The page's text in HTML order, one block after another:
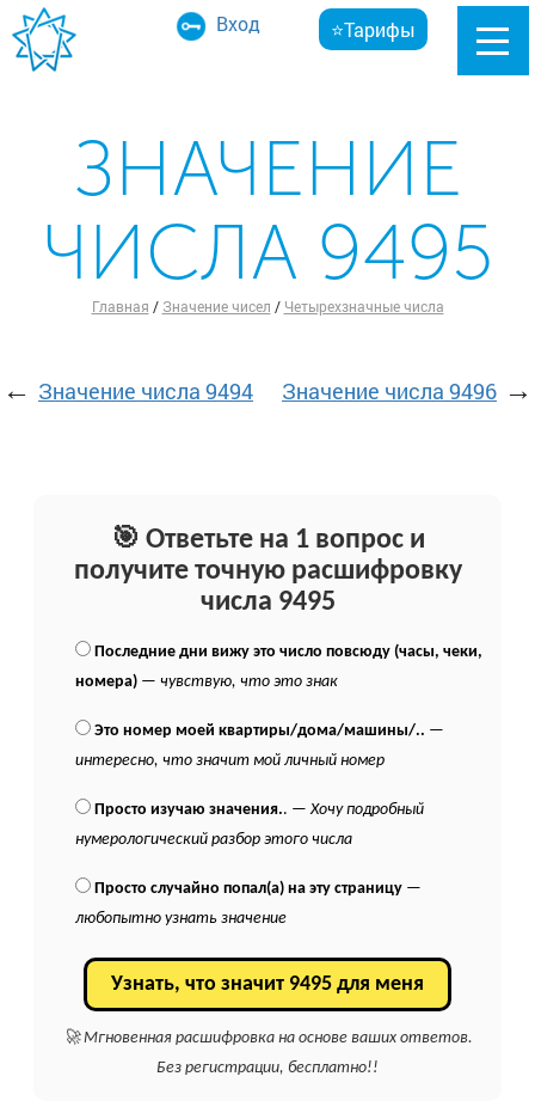
Вход ⭐Тарифы
ЗНАЧЕНИЕ
ЧИСЛА 9495
Главная / Значение чисел / Четырехзначные числа
← Значение числа 9494 Значение числа 9496 →
🎯 Ответьте на 1 вопрос и
получите точную расшифровку
числа 9495
Последние дни вижу это число повсюду (часы, чеки,
номера) —чувствую, что это знак
Это номер моей квартиры/дома/машины/.. —
интересно, что значит мой личный номер
Просто изучаю значения.. —Хочу подробный
нумерологический разбор этого числа
Просто случайно попал(а) на эту страницу —
любопытно узнать значение
Узнать, что значит 9495 для меня
🚀 Мгновенная расшифровка на основе ваших ответов.
Без регистрации, бесплатно!!